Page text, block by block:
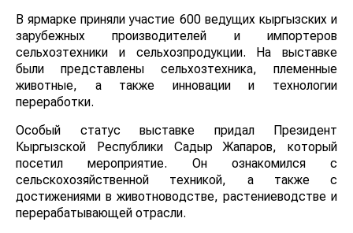
В ярмарке приняли участие 600 ведущих кыргызских и
зарубежных производителей и импортеров
сельхозтехники и сельхозпродукции. На выставке
были представлены сельхозтехника, племенные
животные, а также инновации и технологии
переработки.
Особый статус выставке придал Президент
Кыргызской Республики Садыр Жапаров, который
посетил мероприятие. Он ознакомился с
сельскохозяйственной техникой, а также с
достижениями в животноводстве, растениеводстве и
перерабатывающей отрасли.